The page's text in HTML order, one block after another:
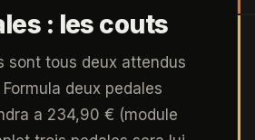
: les couts
sont tous deux attendus
deux pedales
a 234,90 € (module